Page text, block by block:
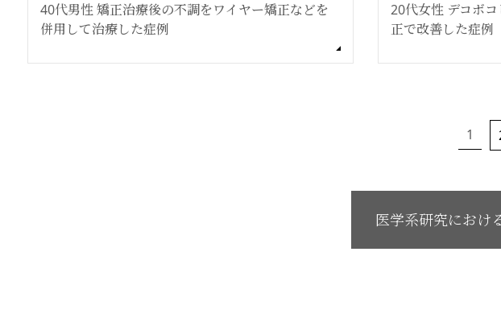
40代男性 矯正治療後の不調をワイヤー矯正などを
併用して治療した症例
20代女性 デコボ
正で改善した症例
1
医学系研究におけ